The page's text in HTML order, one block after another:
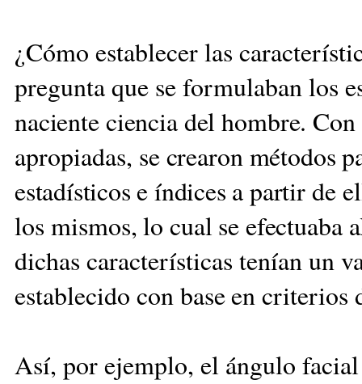
¿Cómo establecer las
pregunta que se formulaban los
naciente ciencia del hombre.
apropiadas, se crearon métodos
estadísticos e índices a partir de
los mismos, lo cual se efectuaba
dichas características tenían un
establecido con base en criterios
Así, por ejemplo, el ángulo